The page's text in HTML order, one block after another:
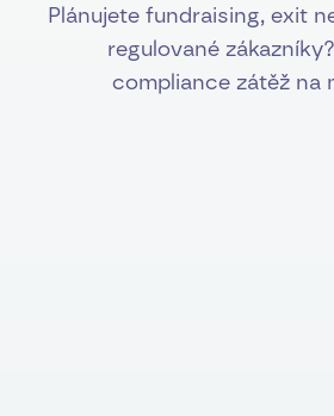
Plánujete fundraising, exit
regulované
compliance zátěž na